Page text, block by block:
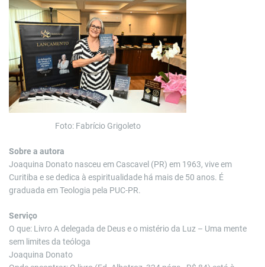
Foto: Fabrício Grigoleto
Sobre a autora
Joaquina Donato nasceu em Cascavel (PR) em 1963, vive em
Curitiba e se dedica à espiritualidade há mais de 50 anos. É
graduada em Teologia pela PUC-PR.
Serviço
O que: Livro A delegada de Deus e o mistério da Luz – Uma mente
sem limites da teóloga
Joaquina Donato